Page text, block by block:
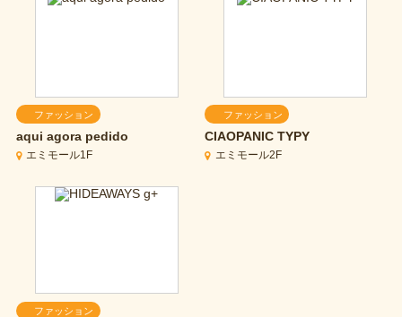
ファッション
aqui agora pedido
エミモール1F
ファッション
CIAOPANIC TYPY
エミモール2F
ファッション